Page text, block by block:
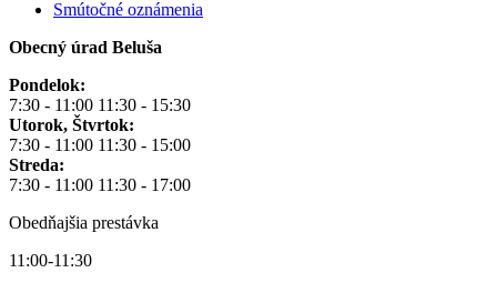
Smútočné oznámenia
Obecný úrad Beluša
Pondelok:
7:30 - 11:00 11:30 - 15:30
Utorok, Štvrtok:
7:30 - 11:00 11:30 - 15:00
Streda:
7:30 - 11:00 11:30 - 17:00
Obedňajšia prestávka
11:00-11:30